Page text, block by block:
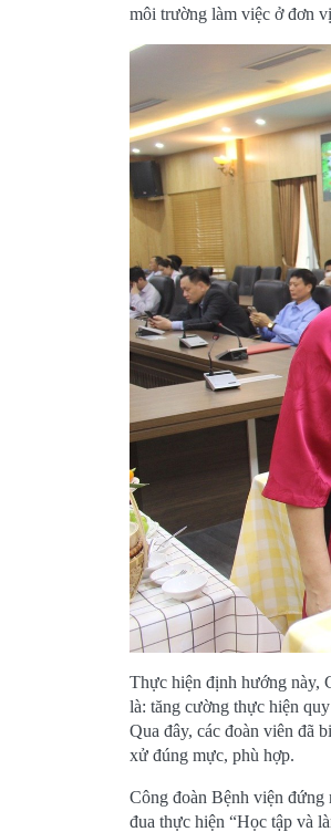
môi trường làm việc ở đơn
Thực hiện định hướng này,
là: tăng cường thực hiện
Qua đây, các đoàn viên đã
xử đúng mực, phù hợp.
Công đoàn Bệnh viện đứng
đua thực hiện “Học tập và